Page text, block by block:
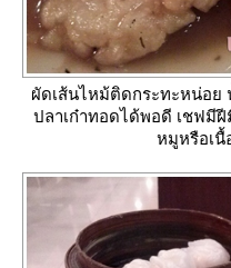
ผัดเส้นไหม้ติดกระทะหน่อย
ปลาเก๋าทอดได้พอดี เชฟมี
หมูหรือเนื้